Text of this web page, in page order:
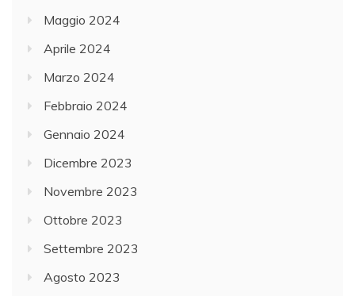
Maggio 2024
Aprile 2024
Marzo 2024
Febbraio 2024
Gennaio 2024
Dicembre 2023
Novembre 2023
Ottobre 2023
Settembre 2023
Agosto 2023